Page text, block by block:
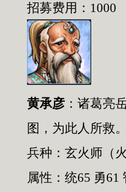
招募费用：1000
黄承彦 ： 诸葛亮
图，为此人所救
兵种： 玄火师 （
属性：统65 勇61